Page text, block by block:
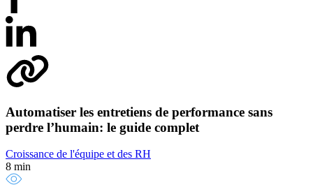
Automatiser les entretiens de performance sans
perdre l’humain: le guide complet
Croissance de l'équipe et des RH
8 min